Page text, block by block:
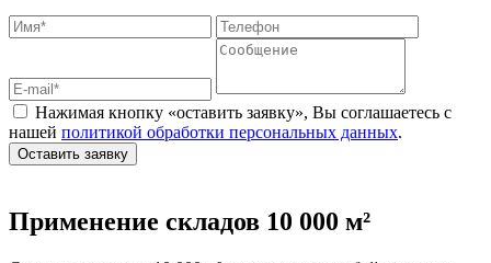
Нажимая кнопку «оставить заявку», Вы соглашаетесь с
нашей политикой обработки персональных данных.
Оставить заявку
Применение складов 10 000 м²